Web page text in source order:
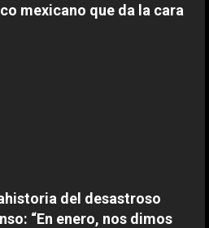
estaba detrás y Deco vino
de Van Bommel, nuevo
8, 2026
mexicano que da la cara
del desastroso
“En enero, nos dimos